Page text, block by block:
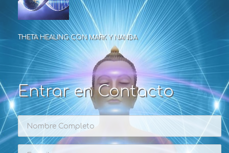
THETA HEALING CON MARK Y NANDA
Entrar en Contacto